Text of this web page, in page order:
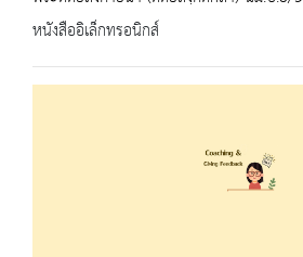
หนังสืออิเล็กทรอนิกส์